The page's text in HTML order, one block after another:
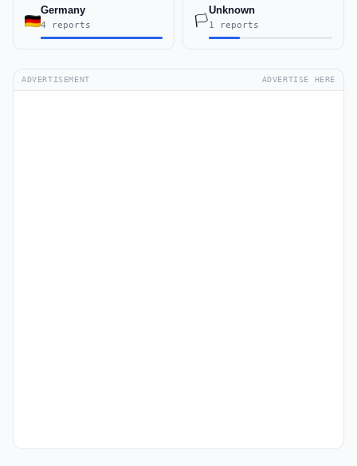
Germany
4 reports 🏳️
Unknown
1 reports
ADVERTISEMENT ADVERTISE HERE